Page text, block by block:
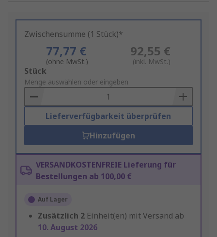
Zwischensumme (1 Stück)*
77,77 €
(ohne MwSt.)
92,55 €
(inkl. MwSt.)
Add
to
Basket
Stück
Menge auswählen oder eingeben
Lieferverfügbarkeit überprüfen
Hinzufügen
VERSANDKOSTENFREIE Lieferung für
Bestellungen ab 100,00 €
Auf Lager
Zusätzlich 2 Einheit(en) mit Versand ab
10. August 2026